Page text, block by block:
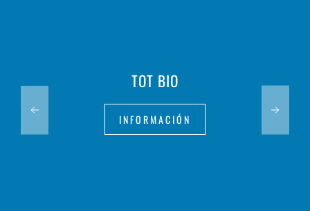
TOT BIO
INFORMACIÓN